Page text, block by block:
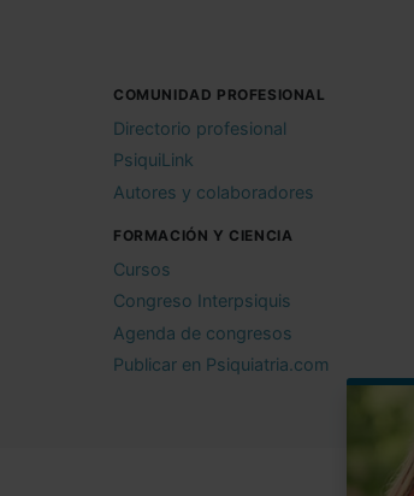
COMUNIDAD PROFESIONAL
Directorio profesional
PsiquiLink
Autores y colaboradores
FORMACIÓN Y CIENCIA
Cursos
Congreso Interpsiquis
Agenda de congresos
Publicar en Psiquiatria.com